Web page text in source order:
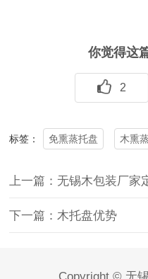
你觉得这
2
标签： 免熏蒸托盘 木熏
上一篇：无锡木包装厂家
下一篇：木托盘优势